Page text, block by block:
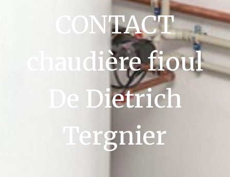
CONTACT
chaudière fioul
De Dietrich
Tergnier